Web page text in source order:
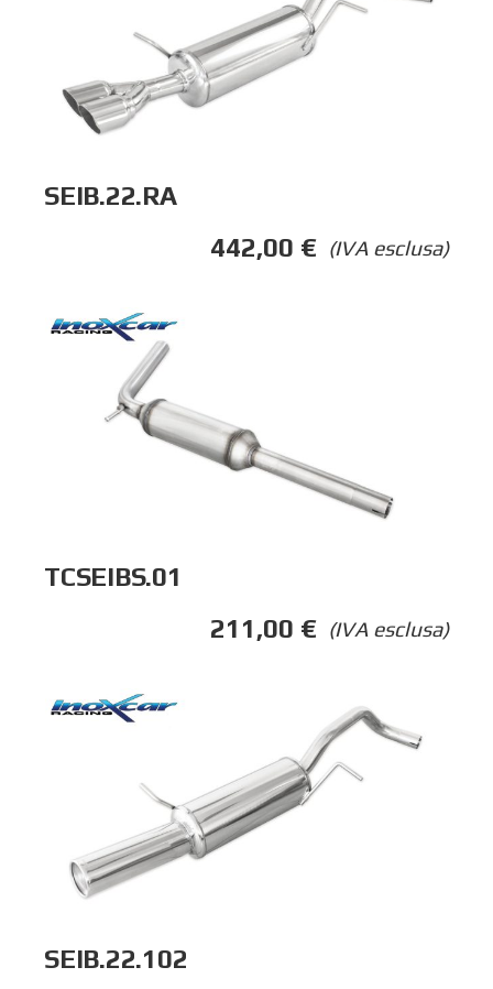
SEIB.22.RA
(IVA esclusa)
442,00 €
TCSEIBS.01
(IVA esclusa)
211,00 €
SEIB.22.102